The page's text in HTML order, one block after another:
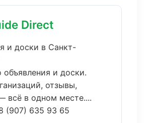
Direct
и доски в Санкт-
объявления и доски.
отзывы,
всё в одном месте....
(907) 635 93 65